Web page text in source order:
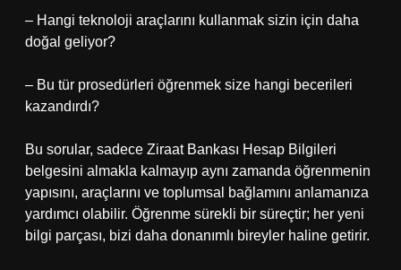
– Hangi teknoloji araçlarını kullanmak sizin için daha
doğal geliyor?
– Bu tür prosedürleri öğrenmek size hangi becerileri
kazandırdı?
Bu sorular, sadece Ziraat Bankası Hesap Bilgileri
belgesini almakla kalmayıp aynı zamanda öğrenmenin
yapısını, araçlarını ve toplumsal bağlamını anlamanıza
yardımcı olabilir. Öğrenme sürekli bir süreçtir; her yeni
bilgi parçası, bizi daha donanımlı bireyler haline getirir.